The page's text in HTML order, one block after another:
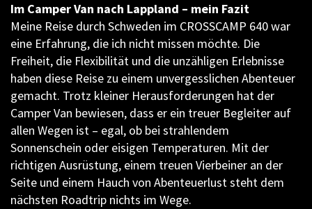
Im Camper Van nach Lappland – mein Fazit
Meine Reise durch Schweden im CROSSCAMP 640 war
eine Erfahrung, die ich nicht missen möchte. Die
Freiheit, die Flexibilität und die unzähligen Erlebnisse
haben diese Reise zu einem unvergesslichen Abenteuer
gemacht. Trotz kleiner Herausforderungen hat der
Camper Van bewiesen, dass er ein treuer Begleiter auf
allen Wegen ist – egal, ob bei strahlendem
Sonnenschein oder eisigen Temperaturen. Mit der
richtigen Ausrüstung, einem treuen Vierbeiner an der
Seite und einem Hauch von Abenteuerlust steht dem
nächsten Roadtrip nichts im Wege.